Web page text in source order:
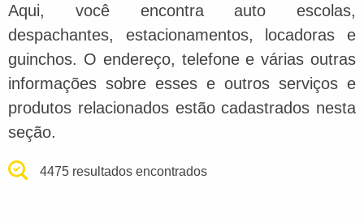
Aqui, você encontra auto escolas,
despachantes, estacionamentos, locadoras e
guinchos. O endereço, telefone e várias outras
informações sobre esses e outros serviços e
produtos relacionados estão cadastrados nesta
seção.
4475 resultados encontrados